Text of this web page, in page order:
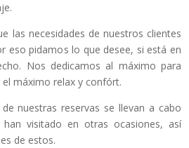
las necesidades de nuestros clientes
eso pidamos lo que desee, si está en
Nos dedicamos al máximo para
máximo relax y confórt.
nuestras reservas se llevan a cabo
visitado en otras ocasiones, así
de estos.